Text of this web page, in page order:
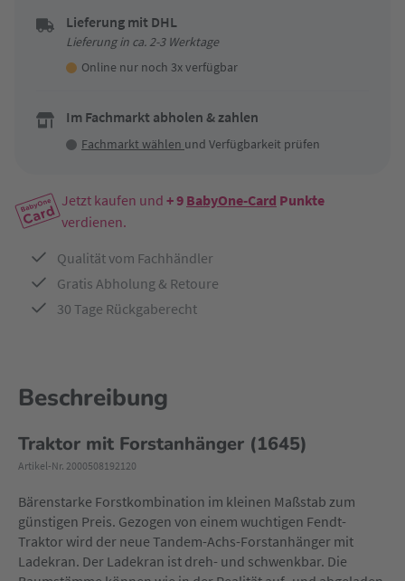
Lieferung mit DHL
Lieferung in ca. 2-3 Werktage
Online nur noch 3x verfügbar
Im Fachmarkt abholen & zahlen
Fachmarkt wählen und Verfügbarkeit prüfen
Jetzt kaufen und + 9 BabyOne-Card Punkte
verdienen.
Qualität vom Fachhändler
Gratis Abholung & Retoure
30 Tage Rückgaberecht
Beschreibung
Traktor mit Forstanhänger (1645)
Artikel-Nr. 2000508192120
Bärenstarke Forstkombination im kleinen Maßstab zum
günstigen Preis. Gezogen von einem wuchtigen Fendt-
Traktor wird der neue Tandem-Achs-Forstanhänger mit
Ladekran. Der Ladekran ist dreh- und schwenkbar. Die